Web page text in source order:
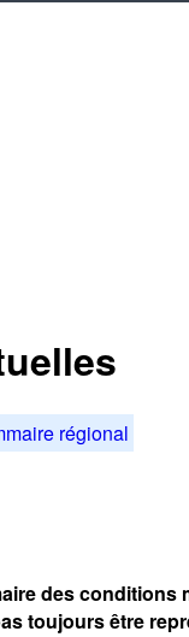
régional
des conditions
toujours être